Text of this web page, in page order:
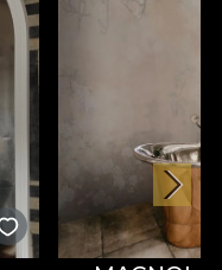
pentru proiecte
Jocuri de trapeze și
vizual puternic
Griuri
pentru integrare
Potrivit pentru
sau fețe de